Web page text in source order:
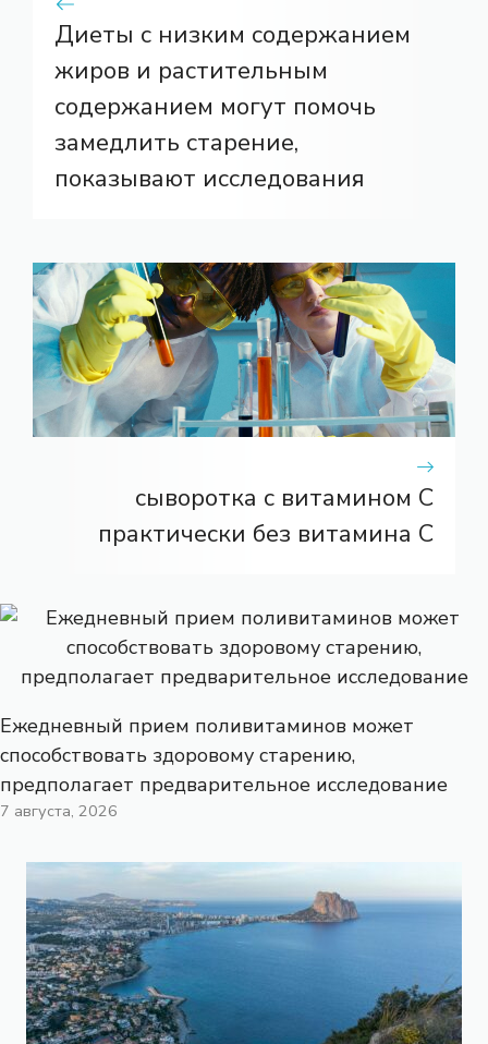
Диеты с низким содержанием
жиров и растительным
содержанием могут помочь
замедлить старение,
показывают исследования
сыворотка с витамином С
практически без витамина С
Ежедневный прием поливитаминов может
способствовать здоровому старению,
предполагает предварительное исследование
7 августа, 2026